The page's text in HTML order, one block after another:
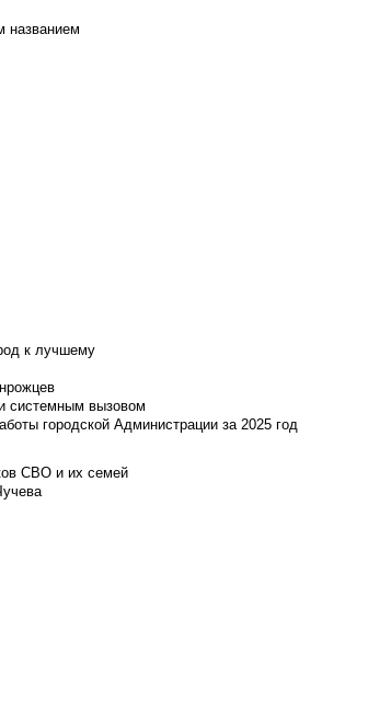
названием
к лучшему
системным вызовом
городской Администрации за 2025 год
СВО и их семей